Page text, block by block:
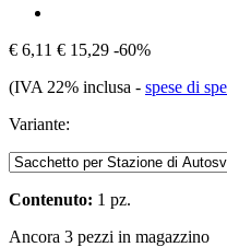
€ 6,11 € 15,29 -60%
(IVA 22% inclusa - spese di
Variante:
Contenuto: 1 pz.
Ancora 3 pezzi in magazzino